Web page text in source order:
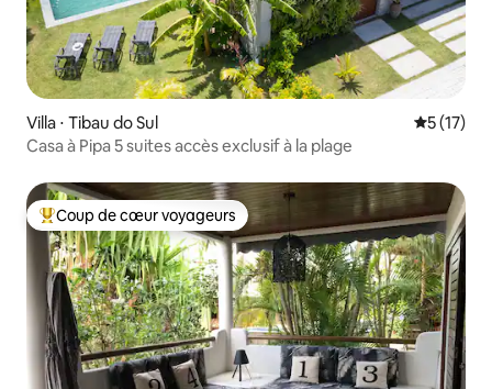
Villa ⋅ Tibau do Sul
5 (17)
Casa à Pipa 5 suites accès exclusif à la plage
Coups de cœur voyageurs les plus appréciés
Coup de cœur voyageurs